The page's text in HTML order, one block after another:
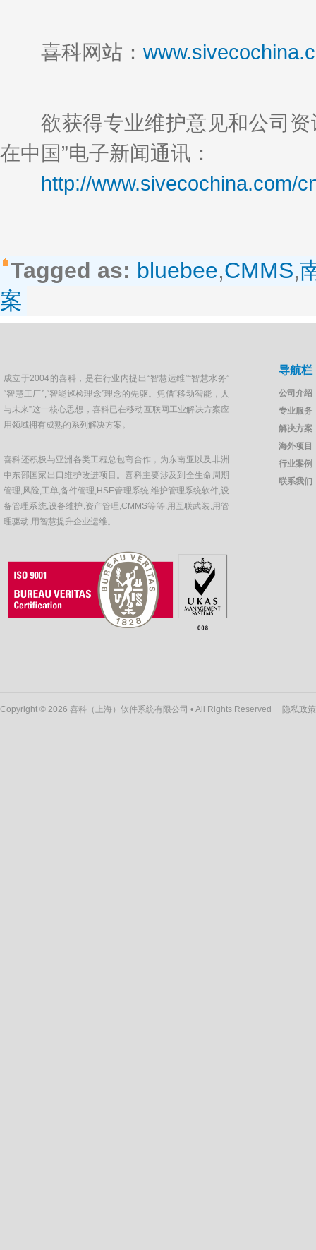
喜科网站：
欲获得专业维护意见和公司资
在中国”电子新闻通讯：
http://www.sivecochina.com/
Tagged as: bluebee,CMMS,
案
成立于2004的喜科，是在行业内提出“智慧运维”“智慧水务”
“智慧工厂”,“智能巡检理念”理念的先驱。凭借“移动智能，人
与未来”这一核心思想，喜科已在移动互联网工业解决方案应
用领域拥有成熟的系列解决方案。
喜科还积极与亚洲各类工程总包商合作，为东南亚以及非洲
中东部国家出口维护改进项目。喜科主要涉及到全生命周期
管理,风险,工单,备件管理,HSE管理系统,维护管理系统软件,设
备管理系统,设备维护,资产管理,CMMS等等.用互联武装,用管
理驱动,用智慧提升企业运维。
导航栏
公司介绍
专业服务
解决方案
海外项目
行业案例
联系我们
Copyright © 2026 喜科（上海）软件系统有限公司 • All Rights Reserved 隐私政策